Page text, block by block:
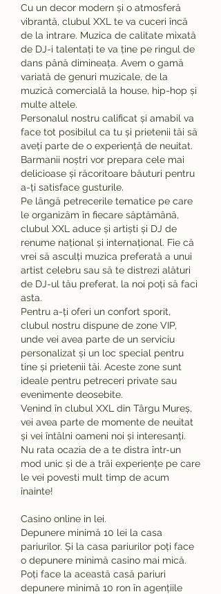
Cu un decor modern și o atmosferă
vibrantă, clubul XXL te va cuceri încă
de la intrare. Muzica de calitate mixată
de DJ-i talentați te va ține pe ringul de
dans până dimineața. Avem o gamă
variată de genuri muzicale, de la
muzică comercială la house, hip-hop și
multe altele.
Personalul nostru calificat și amabil va
face tot posibilul ca tu și prietenii tăi să
aveți parte de o experiență de neuitat.
Barmanii noștri vor prepara cele mai
delicioase și răcoritoare băuturi pentru
a-ți satisface gusturile.
Pe lângă petrecerile tematice pe care
le organizăm în fiecare săptămână,
clubul XXL aduce și artiști și DJ de
renume național și internațional. Fie că
vrei să asculți muzica preferată a unui
artist celebru sau să te distrezi alături
de DJ-ul tău preferat, la noi poți să faci
asta.
Pentru a-ți oferi un confort sporit,
clubul nostru dispune de zone VIP,
unde vei avea parte de un serviciu
personalizat și un loc special pentru
tine și prietenii tăi. Aceste zone sunt
ideale pentru petreceri private sau
evenimente deosebite.
Venind în clubul XXL din Târgu Mureș,
vei avea parte de momente de neuitat
și vei întâlni oameni noi și interesanți.
Nu rata ocazia de a te distra într-un
mod unic și de a trăi experiențe pe care
le vei povesti mult timp de acum
înainte!
Casino online in lei.
Depunere minimă 10 lei la casa
pariurilor. Și la casa pariurilor poți face
o depunere minimă casino mai mică.
Poți face la această casă pariuri
depunere minimă 10 ron în agențiile